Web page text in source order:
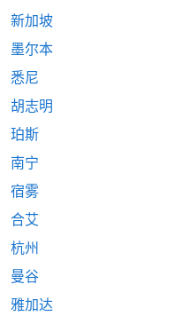
新加坡
墨尔本
悉尼
胡志明
珀斯
南宁
宿雾
合艾
杭州
曼谷
雅加达